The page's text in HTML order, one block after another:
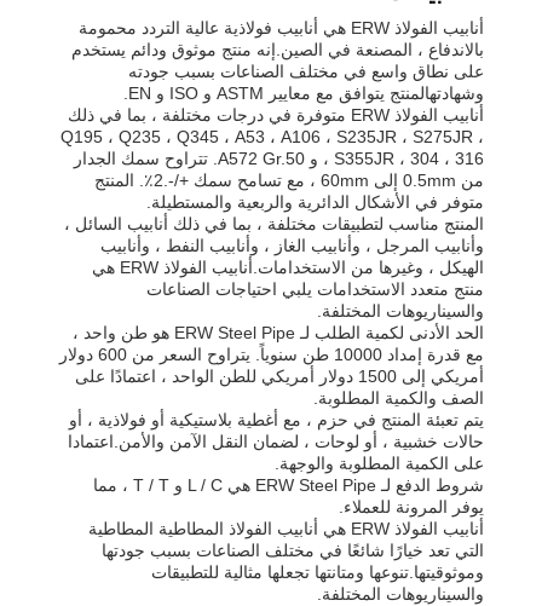
أنابيب الفولاذ ERW هي أنابيب فولاذية عالية التردد محمومة
بالاندفاع ، المصنعة في الصين.إنه منتج موثوق ودائم يستخدم
على نطاق واسع في مختلف الصناعات بسبب جودته
وشهادتهالمنتج يتوافق مع معايير ASTM و ISO و EN.
أنابيب الفولاذ ERW متوفرة في درجات مختلفة ، بما في ذلك
Q195 ، Q235 ، Q345 ، A53 ، A106 ، S235JR ، S275JR ،
S355JR ، 304 ، 316 ، و A572 Gr.50. تتراوح سمك الجدار
من 0.5mm إلى 60mm ، مع تسامح سمك +/-.2٪. المنتج
متوفر في الأشكال الدائرية والربعية والمستطيلة.
المنتج مناسب لتطبيقات مختلفة ، بما في ذلك أنابيب السائل ،
وأنابيب المرجل ، وأنابيب الغاز ، وأنابيب النفط ، وأنابيب
الهيكل ، وغيرها من الاستخدامات.أنابيب الفولاذ ERW هي
منتج متعدد الاستخدامات يلبي احتياجات الصناعات
والسيناريوهات المختلفة.
الحد الأدنى لكمية الطلب لـ ERW Steel Pipe هو طن واحد ،
مع قدرة إمداد 10000 طن سنوياً. يتراوح السعر من 600 دولار
أمريكي إلى 1500 دولار أمريكي للطن الواحد ، اعتمادًا على
الصف والكمية المطلوبة.
يتم تعبئة المنتج في حزم ، مع أغطية بلاستيكية أو فولاذية ، أو
حالات خشبية ، أو لوحات ، لضمان النقل الآمن والأمن.اعتمادا
على الكمية المطلوبة والوجهة.
شروط الدفع لـ ERW Steel Pipe هي L / C و T / T ، مما
يوفر المرونة للعملاء.
أنابيب الفولاذ ERW هي أنابيب الفولاذ المطاطية المطاطية
التي تعد خيارًا شائعًا في مختلف الصناعات بسبب جودتها
وموثوقيتها.تنوعها ومتانتها تجعلها مثالية للتطبيقات
والسيناريوهات المختلفة.